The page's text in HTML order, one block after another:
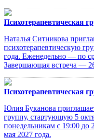
Психотерапевтическая
Наталья Ситникова
психотерапевтическую
года. Еженедельно — по
Завершающая встреча —
Психотерапевтическая
Юлия Буканова
группу, стартующую 5
понедельникам с 19:00 до
мая 2027 года.